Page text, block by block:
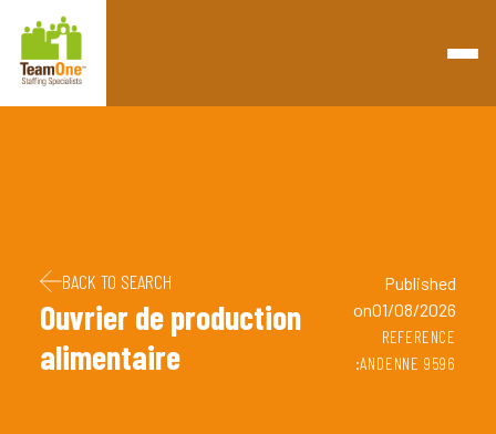
Retourner à la page d'accueil
BACK TO SEARCH
Ouvrier de production
alimentaire
Published
on01/08/2026
REFERENCE
:ANDENNE 9596